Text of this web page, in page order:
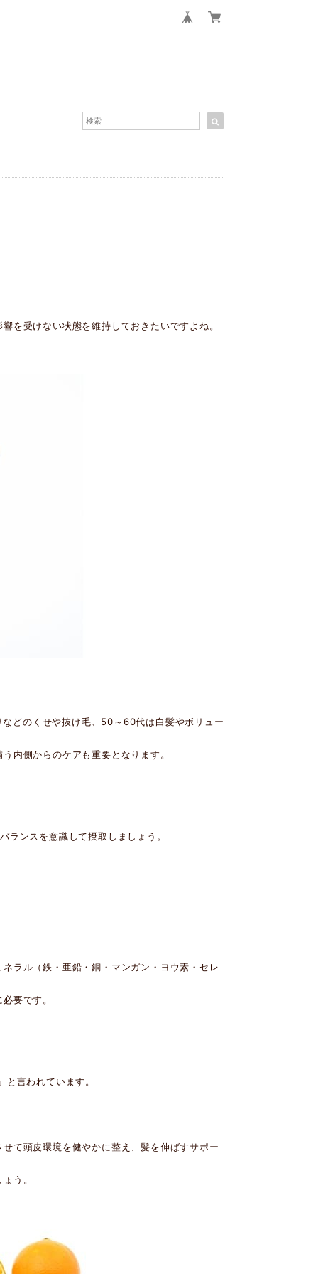
を受けない状態を維持しておきたいですよね。
どのくせや抜け毛、50～60代は白髪やボリュー
内側からのケアも重要となります。
ランスを意識して摂取しましょう。
ラル（鉄・亜鉛・銅・マンガン・ヨウ素・セレ
要です。
言われています。
て頭皮環境を健やかに整え、髪を伸ばすサポー
う。